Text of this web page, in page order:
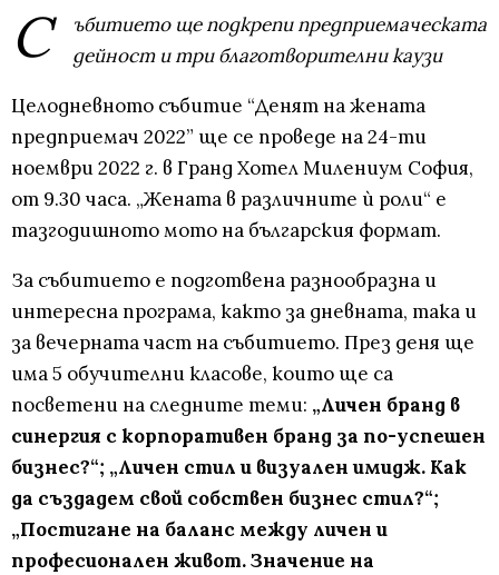
С
ъбитието ще подкрепи предприемаческата
дейност и три благотворителни каузи
Целодневното събитие “Денят на жената
предприемач 2022” ще се проведе на 24-ти
ноември 2022 г. в Гранд Хотел Милениум София,
от 9.30 часа. „Жената в различните ѝ роли“ е
тазгодишното мото на българския формат.
За събитието е подготвена разнообразна и
интересна програма, както за дневната, така и
за вечерната част на събитието. През деня ще
има 5 обучителни класове, които ще са
посветени на следните теми: „Личен бранд в
синергия с корпоративен бранд за по-успешен
бизнес?“; „Личен стил и визуален имидж. Как
да създадем свой собствен бизнес стил?“;
„Постигане на баланс между личен и
професионален живот. Значение на